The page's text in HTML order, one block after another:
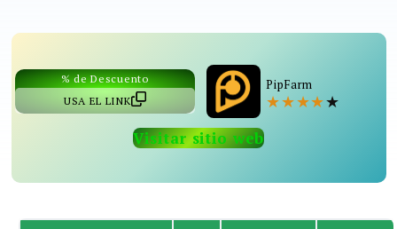
% de Descuento
USA EL LINK
PipFarm
★★★★★
Visitar sitio web